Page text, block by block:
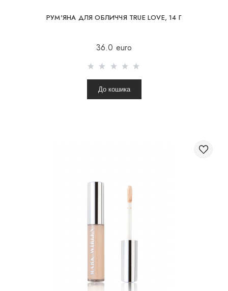
РУМ'ЯНА ДЛЯ ОБЛИЧЧЯ TRUE LOVE, 14 Г
36.0 euro
До кошика